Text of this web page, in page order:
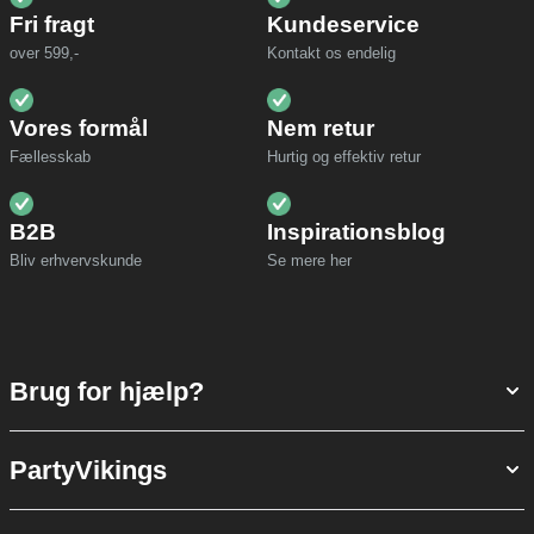
Fri fragt
over 599,-
Kundeservice
Kontakt os endelig
Vores formål
Fællesskab
Nem retur
Hurtig og effektiv retur
B2B
Bliv erhvervskunde
Inspirationsblog
Se mere her
Brug for hjælp?
PartyVikings